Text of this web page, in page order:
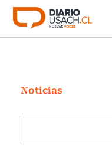
Click acá para ir
Investigación
Cultura
Programas Radio
Noticias